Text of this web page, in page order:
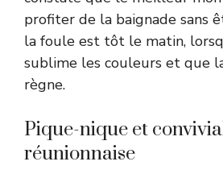
profiter de la baignade sans
la foule est tôt le matin,
sublime les couleurs et que
règne.
Pique-nique et
réunionnaise